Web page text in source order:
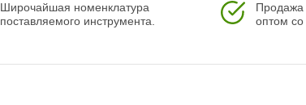
Широчайшая номенклатура
поставляемого инструмента.
Продажа
оптом со